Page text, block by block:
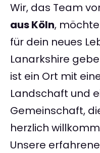
Wir, das Team
aus Köln,
für dein neues
Lanarkshire
ist ein Ort mit
Landschaft und
Gemeinschaft,
herzlich
Unsere